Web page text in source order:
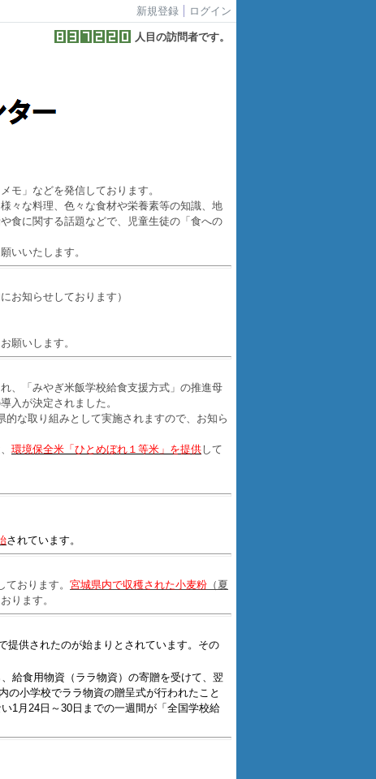
新規登録 ログイン
人目の訪問者です。
」などを発信しております。
々な料理、色々な食材や栄養素等の知識、地
食に関する話題などで、児童生徒の「食への
いいたします。
お知らせしております）
願いします。
、「みやぎ米飯学校給食支援方式」の推進母
入が決定されました。
な取り組みとして実施されますので、お知ら
環境保全米「ひとめぼれ１等米」を提供して
されています。
ております。 宮城県内で収穫された小麦粉 （夏
ります。
供されたのが始まりとされています。その
給食用物資（ララ物資）の寄贈を受けて、翌
の小学校でララ物資の贈呈式が行われたこと
1月24日～30日までの一週間が「全国学校給